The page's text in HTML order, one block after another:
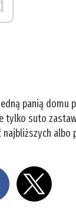
panią domu
suto
albo